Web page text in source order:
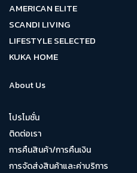
AMERICAN ELITE
SCANDI LIVING
LIFESTYLE SELECTED
KUKA HOME
About Us
โปรโมชั่น
ติดต่อเรา
การคืนสินค้า/การคืนเงิน
การจัดส่งสินค้าและค่าบริการ